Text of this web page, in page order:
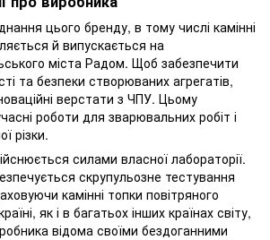
цього бренду, в тому числі камінні
й випускається на
міста Радом. Щоб забезпечити
та безпеки створюваних агрегатів,
верстати з ЧПУ. Цьому
роботи для зварювальних робіт і
різки.
силами власної лабораторії.
скрупульозне тестування
камінні топки повітряного
як і в багатьох інших країнах світу,
відома своїми бездоганними